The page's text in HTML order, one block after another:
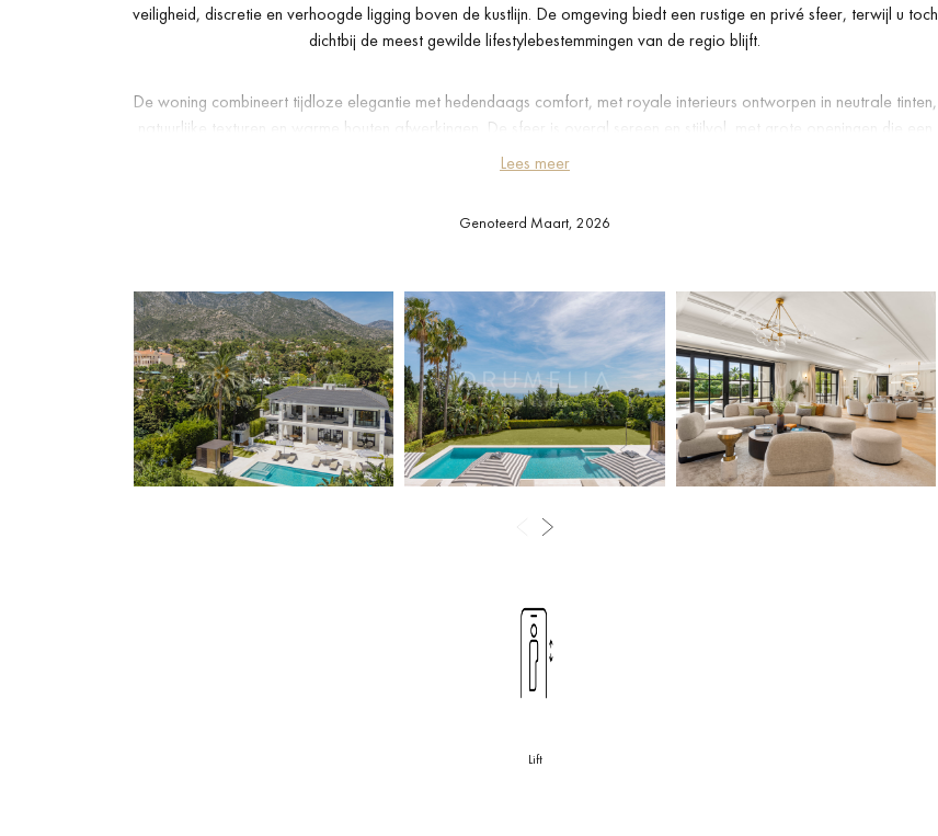
veiligheid, discretie en verhoogde ligging boven de kustlijn. De omgeving biedt een rustige en privé sfeer, terwijl u toch
dichtbij de meest gewilde lifestylebestemmingen van de regio blijft.
De woning combineert tijdloze elegantie met hedendaags comfort, met royale interieurs ontworpen in neutrale tinten,
natuurlijke texturen en warme houten afwerkingen. De sfeer is overal sereen en stijlvol, met grote openingen die een
sterke verbinding creëren tussen de binnen- en buitenleefruimtes.
Met welzijn als uitgangspunt beschikt de villa over een binnenzwembad, privé sauna en een volledig uitgeruste gym,
De buitenruimtes omvatten aangelegde tuinen en royale terrassen, zorgvuldig ingericht voor plezier het hele jaar
door. Dit is een residentie die verfijnd mediterraan wonen weerspiegelt in een veilige en zeer gewilde omgeving.
Lees meer
Genoteerd Maart, 2026
Lift